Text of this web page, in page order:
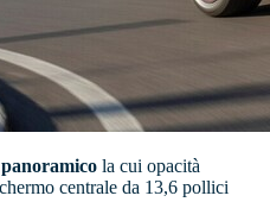
la cui opacità
centrale da 13,6 pollici